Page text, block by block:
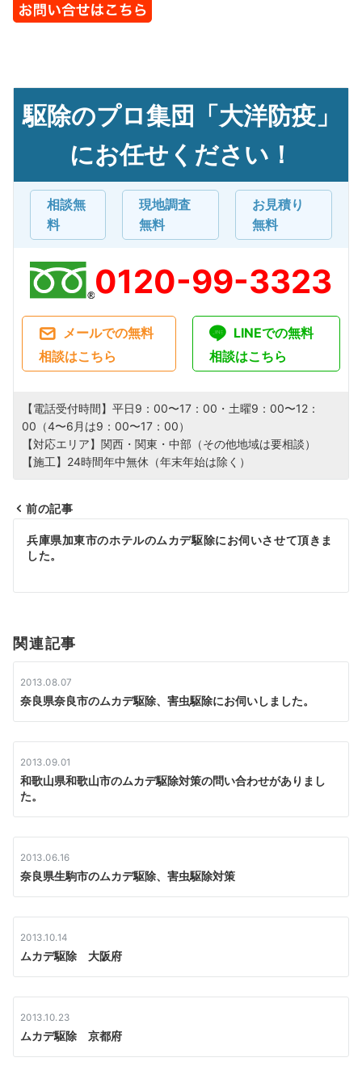
駆除のプロ集団「大洋防疫」
にお任せください！
相談無
料
現地調査
無料
お見積り
無料
0120-99-3323
メールでの無料
相談はこちら
LINEでの無料
相談はこちら
【電話受付時間】平日9：00〜17：00・土曜9：00〜12：
00（4〜6月は9：00〜17：00）
【対応エリア】関西・関東・中部（その他地域は要相談）
【施工】24時間年中無休（年末年始は除く）
投
稿
ナ
ゲ
ー
シ
ョ
ン
前の記事
兵庫県加東市のホテルのムカデ駆除にお伺いさせて頂きま
した。
関連記事
2013.08.07
奈良県奈良市のムカデ駆除、害虫駆除にお伺いしました。
2013.09.01
和歌山県和歌山市のムカデ駆除対策の問い合わせがありまし
た。
2013.06.16
奈良県生駒市のムカデ駆除、害虫駆除対策
2013.10.14
ムカデ駆除 大阪府
2013.10.23
ムカデ駆除 京都府